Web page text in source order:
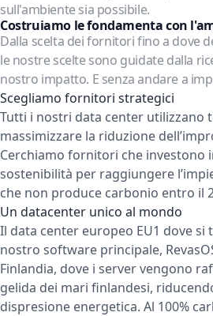
sull'ambiente sia possibile.
Costruiamo le fondamenta con
Dalla scelta dei fornitori fino a dove
le nostre scelte sono guidate dalla
nostro impatto. E senza andare a
Scegliamo fornitori strategici
Tutti i nostri data center utilizzano
massimizzare la riduzione
Cerchiamo fornitori che investono
sostenibilità per raggiungere
che non produce carbonio entro il
Un datacenter unico al mondo
Il data center europeo EU1 dove si
nostro software principale,
Finlandia, dove i server vengono
gelida dei mari finlandesi,
dispresione energetica. Al 100%